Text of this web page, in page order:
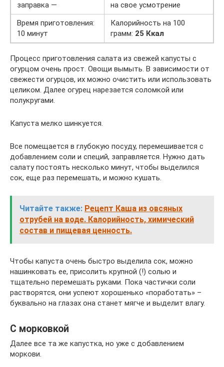
заправка —
на свое усмотрение
Время приготовления:
10 минут
Калорийность на 100
грамм: 25 Ккал
Процесс приготовления салата из свежей капусты с
огурцом очень прост. Овощи вымыть. В зависимости от
свежести огурцов, их можно очистить или использовать
целиком. Далее огурец нарезается соломкой или
полукругами.
Капуста мелко шинкуется.
Все помещается в глубокую посуду, перемешивается с
добавлением соли и специй, заправляется. Нужно дать
салату постоять несколько минут, чтобы выделился
сок, еще раз перемешать, и можно кушать.
Читайте также: Рецепт Каша из овсяных
отрубей на воде. Калорийность, химический
состав и пищевая ценность.
Чтобы капуста очень быстро выделила сок, можно
нашинковать ее, присолить крупной (!) солью и
тщательно перемешать руками. Пока частички соли
растворятся, они успеют хорошенько «поработать» –
буквально на глазах она станет мягче и выделит влагу.
С морковкой
Далее все та же капустка, но уже с добавлением
моркови.